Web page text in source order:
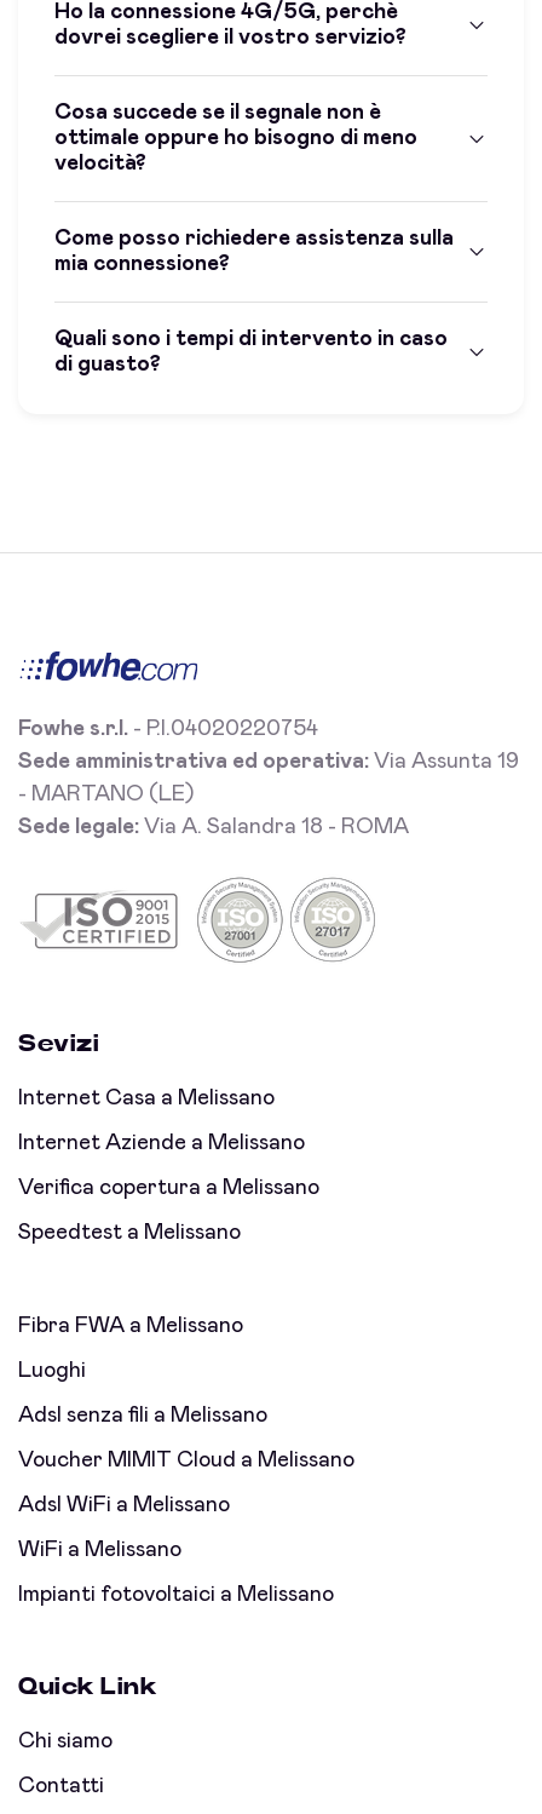
Ho la connessione 4G/5G, perchè
dovrei scegliere il vostro servizio?
Cosa succede se il segnale non è
ottimale oppure ho bisogno di meno
velocità?
Come posso richiedere assistenza sulla
mia connessione?
Quali sono i tempi di intervento in caso
di guasto?
Fowhe s.r.l. - P.I.04020220754
Sede amministrativa ed operativa: Via Assunta 19
- MARTANO (LE)
Sede legale: Via A. Salandra 18 - ROMA
Sevizi
Internet Casa a Melissano
Internet Aziende a Melissano
Verifica copertura a Melissano
Speedtest a Melissano
Fibra FWA a Melissano
Luoghi
Adsl senza fili a Melissano
Voucher MIMIT Cloud a Melissano
Adsl WiFi a Melissano
WiFi a Melissano
Impianti fotovoltaici a Melissano
Quick Link
Chi siamo
Contatti